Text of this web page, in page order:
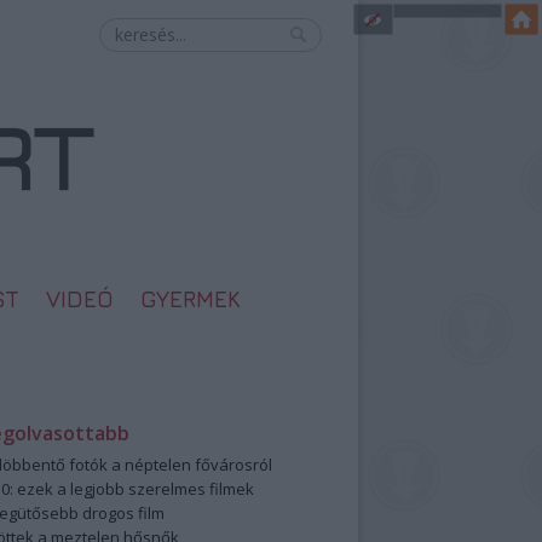
VIDEÓ GYERMEK
fotók a néptelen fővárosról
ezek a legjobb szerelmes filmek
drogos film
a meztelen hősnők